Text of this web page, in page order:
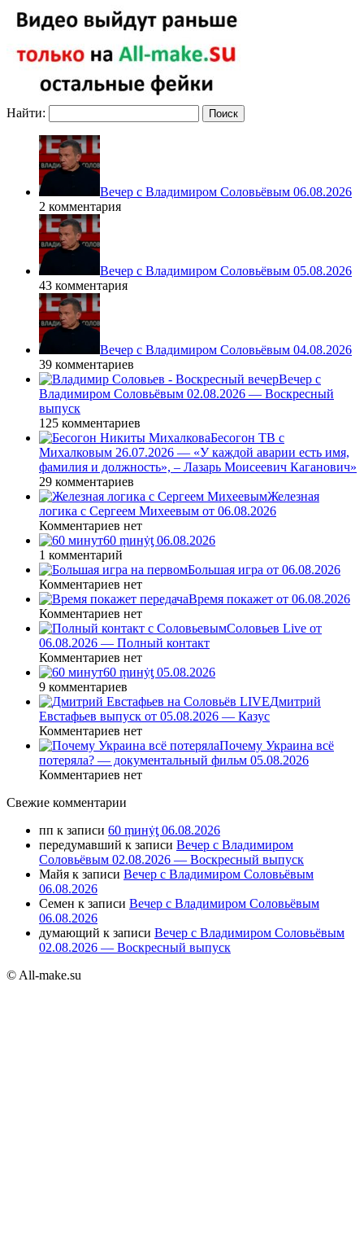
Найти:
Вечер с Владимиром Соловьёвым 06.08.2026
2 комментария
Вечер с Владимиром Соловьёвым 05.08.2026
43 комментария
Вечер с Владимиром Соловьёвым 04.08.2026
39 комментариев
Вечер с
Владимиром Соловьёвым 02.08.2026 — Воскресный
выпуск
125 комментариев
Бесогон ТВ с
Михалковым 26.07.2026 — «У каждой аварии есть имя,
фамилия и должность», – Лазарь Моисеевич Каганович»
29 комментариев
Железная
логика с Сергеем Михеевым от 06.08.2026
Комментариев нет
60 ṃинẏƫ 06.08.2026
1 комментарий
Большая игра от 06.08.2026
Комментариев нет
Время покажет от 06.08.2026
Комментариев нет
Соловьев Live от
06.08.2026 — Полный контакт
Комментариев нет
60 ṃинẏƫ 05.08.2026
9 комментариев
Дмитрий
Евстафьев выпуск от 05.08.2026 — Казус
Комментариев нет
Почему Украина всё
потеряла? — документальный фильм 05.08.2026
Комментариев нет
Свежие комментарии
пп к записи 60 ṃинẏƫ 06.08.2026
передумавший к записи Вечер с Владимиром
Соловьёвым 02.08.2026 — Воскресный выпуск
Майя к записи Вечер с Владимиром Соловьёвым
06.08.2026
Семен к записи Вечер с Владимиром Соловьёвым
06.08.2026
думающий к записи Вечер с Владимиром Соловьёвым
02.08.2026 — Воскресный выпуск
© All-make.su